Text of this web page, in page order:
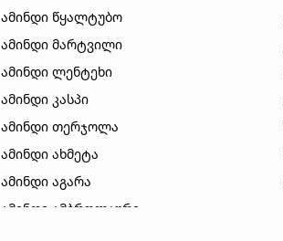
ამინდი წყალტუბო
ამინდი მარტვილი
ამინდი ლენტეხი
ამინდი კასპი
ამინდი თერჯოლა
ამინდი ახმეტა
ამინდი აგარა
ამინდი ამბროლაური